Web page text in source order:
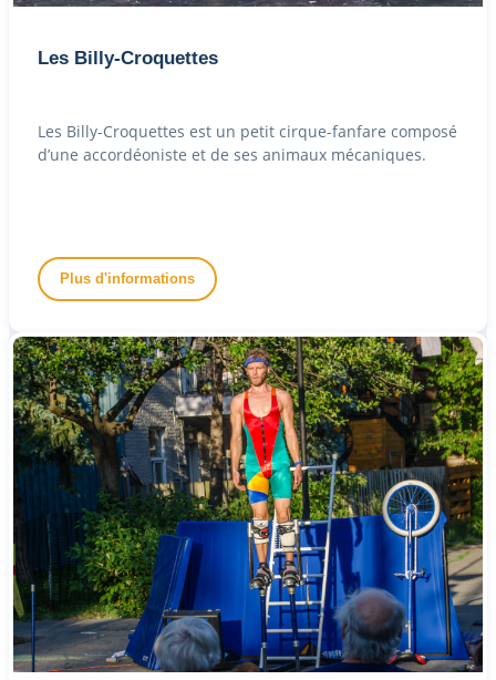
Les Billy-Croquettes
Les Billy-Croquettes est un petit cirque-fanfare composé
d’une accordéoniste et de ses animaux mécaniques.
Plus d'informations